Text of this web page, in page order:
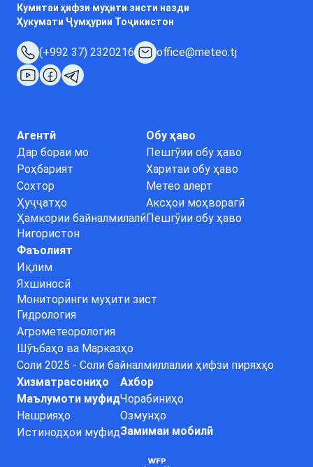
Кумитаи ҳифзи муҳити зисти назди
Ҳукумати Ҷумҳурии Тоҷикистон
(+992 37) 2320216 office@meteo.tj
Агентӣ
Дар бораи мо
Роҳбарият
Сохтор
Ҳуҷҷатҳо
Ҳамкории байналмилалӣ
Нигористон
Обу ҳаво
Пешгӯии обу ҳаво
Харитаи обу ҳаво
Метео алерт
Аксҳои моҳворагӣ
Пешгӯии обу ҳаво
Фаъолият
Иқлим
Яхшиносӣ
Мониторинги муҳити зист
Гидрология
Агрометеорология
Шӯъбаҳо ва Марказҳо
Соли 2025 - Соли байналмиллалии ҳифзи пиряхҳо
Хизматрасониҳо
Маълумоти муфид
Нашрияҳо
Истинодҳои муфид
Ахбор
Чорабиниҳо
Озмунҳо
Замимаи мобилӣ